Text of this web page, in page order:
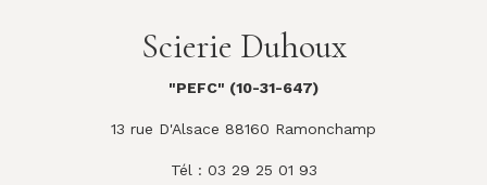
Scierie Duhoux
"PEFC" (10-31-647)
13 rue D'Alsace 88160 Ramonchamp
Tél : 03 29 25 01 93